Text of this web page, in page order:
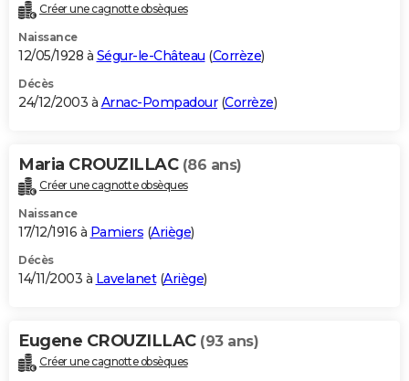
Créer une cagnotte obsèques
Naissance
12/05/1928 à Ségur-le-Château (Corrèze)
Décès
24/12/2003 à Arnac-Pompadour(Corrèze)
Maria CROUZILLAC (86 ans)
Créer une cagnotte obsèques
Naissance
17/12/1916 à Pamiers (Ariège)
Décès
14/11/2003 à Lavelanet(Ariège)
Eugene CROUZILLAC (93 ans)
Créer une cagnotte obsèques